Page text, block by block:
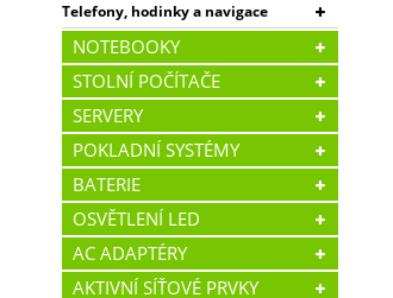
Telefony, hodinky a navigace
NOTEBOOKY
STOLNÍ POČÍTAČE
SERVERY
POKLADNÍ SYSTÉMY
BATERIE
OSVĚTLENÍ LED
AC ADAPTÉRY
AKTIVNÍ SÍŤOVÉ PRVKY